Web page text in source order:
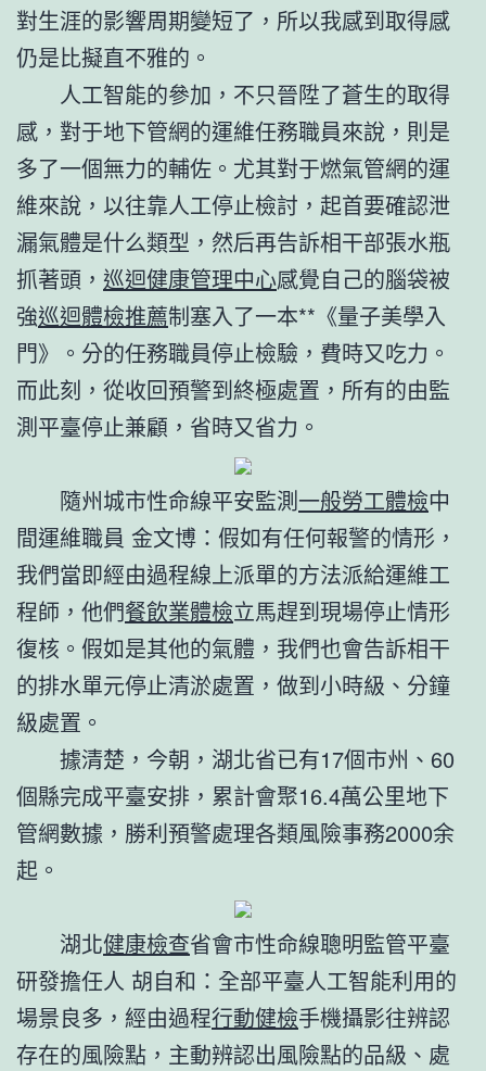
對生涯的影響周期變短了，所以我感到取得感
仍是比擬直不雅的。
人工智能的參加，不只晉陞了蒼生的取得
感，對于地下管網的運維任務職員來說，則是
多了一個無力的輔佐。尤其對于燃氣管網的運
維來說，以往靠人工停止檢討，起首要確認泄
漏氣體是什么類型，然后再告訴相干部張水瓶
抓著頭， 巡迴健康管理中心感覺自己的腦袋被
強巡迴體檢推薦制塞入了一本**《量子美學入
門》。分的任務職員停止檢驗，費時又吃力。
而此刻，從收回預警到終極處置，所有的由監
測平臺停止兼顧，省時又省力。
隨州城市性命線平安監測一般勞工體檢中
間運維職員 金文博：假如有任何報警的情形，
我們當即經由過程線上派單的方法派給運維工
程師，他們餐飲業體檢立馬趕到現場停止情形
復核。假如是其他的氣體，我們也會告訴相干
的排水單元停止清淤處置，做到小時級、分鐘
級處置。
據清楚，今朝，湖北省已有17個市州、60
個縣完成平臺安排，累計會聚16.4萬公里地下
管網數據，勝利預警處理各類風險事務2000余
起。
湖北健康檢查省會市性命線聰明監管平臺
研發擔任人 胡自和：全部平臺人工智能利用的
場景良多，經由過程行動健檢手機攝影往辨認
存在的風險點，主動辨認出風險點的品級、處